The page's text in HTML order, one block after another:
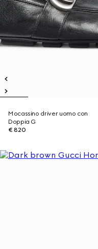
Mocassino driver uomo con
Doppia G
€ 820